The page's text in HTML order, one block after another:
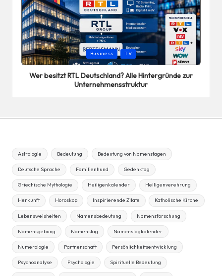
Posted
in
Business TV
Wer besitzt RTL Deutschland? Alle Hintergründe zur
Unternehmensstruktur
Astrologie Bedeutung Bedeutung von Namenstagen
Deutsche Sprache Familienhund Gedenktag
Griechische Mythologie Heiligenkalender Heiligenverehrung
Herkunft Horoskop Inspirierende Zitate Katholische Kirche
Lebensweisheiten Namensbedeutung Namensforschung
Namensgebung Namenstag Namenstagkalender
Numerologie Partnerschaft Persönlichkeitsentwicklung
Psychoanalyse Psychologie Spirituelle Bedeutung